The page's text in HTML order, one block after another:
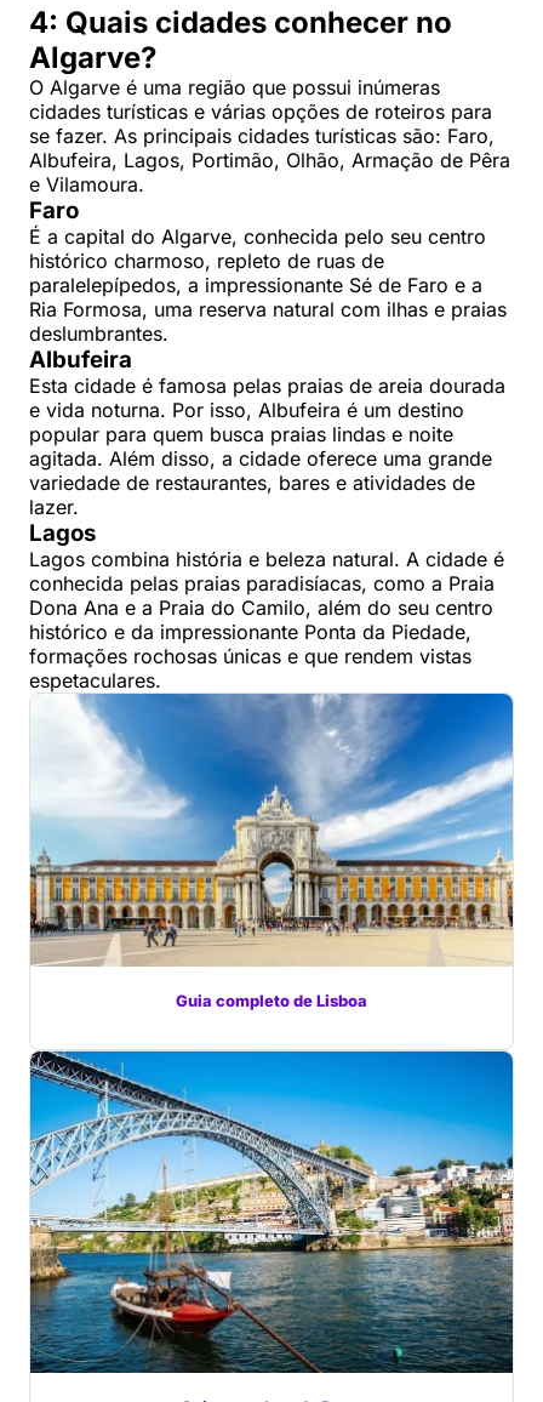
4: Quais cidades conhecer no
Algarve?
O Algarve é uma região que possui inúmeras
cidades turísticas e várias opções de roteiros para
se fazer. As principais cidades turísticas são: Faro,
Albufeira, Lagos, Portimão, Olhão, Armação de Pêra
e Vilamoura.
Faro
É a capital do Algarve, conhecida pelo seu centro
histórico charmoso, repleto de ruas de
paralelepípedos, a impressionante Sé de Faro e a
Ria Formosa, uma reserva natural com ilhas e praias
deslumbrantes.
Albufeira
Esta cidade é famosa pelas praias de areia dourada
e vida noturna. Por isso, Albufeira é um destino
popular para quem busca praias lindas e noite
agitada. Além disso, a cidade oferece uma grande
variedade de restaurantes, bares e atividades de
lazer.
Lagos
Lagos combina história e beleza natural. A cidade é
conhecida pelas praias paradisíacas, como a Praia
Dona Ana e a Praia do Camilo, além do seu centro
histórico e da impressionante Ponta da Piedade,
formações rochosas únicas e que rendem vistas
espetaculares.
Guia completo de Lisboa